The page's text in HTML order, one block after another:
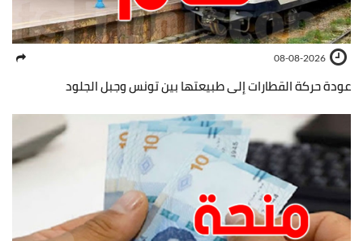
08-08-2026
عودة حركة القطارات إلى طبيعتها بين تونس وجبل الجلود